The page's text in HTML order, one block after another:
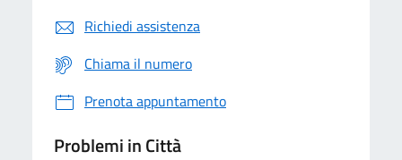
Richiedi assistenza
Chiama il numero
Prenota appuntamento
Problemi in Città